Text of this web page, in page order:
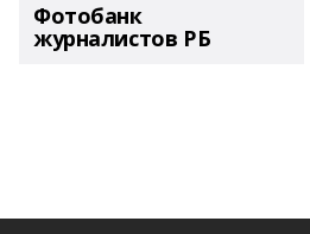
Фотобанк
журналистов РБ